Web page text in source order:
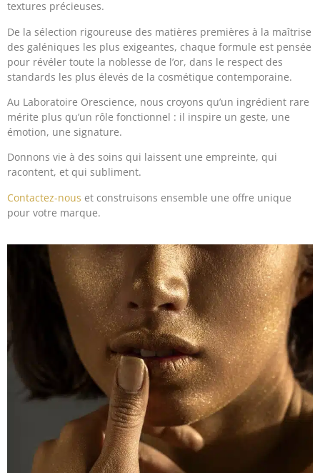
textures précieuses.
De la sélection rigoureuse des matières premières à la maîtrise
des galéniques les plus exigeantes, chaque formule est pensée
pour révéler toute la noblesse de l’or, dans le respect des
standards les plus élevés de la cosmétique contemporaine.
Au Laboratoire Orescience, nous croyons qu’un ingrédient rare
mérite plus qu’un rôle fonctionnel : il inspire un geste, une
émotion, une signature.
Donnons vie à des soins qui laissent une empreinte, qui
racontent, et qui subliment.
Contactez-nous et construisons ensemble une offre unique
pour votre marque.